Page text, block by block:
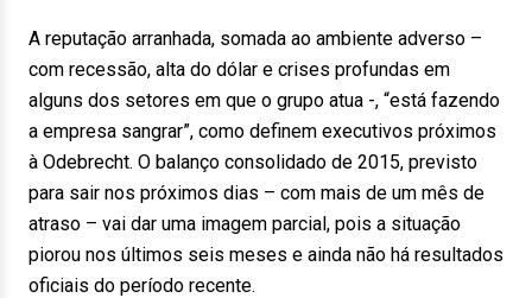
A reputação arranhada, somada ao ambiente adverso –
com recessão, alta do dólar e crises profundas em
alguns dos setores em que o grupo atua -, “está fazendo
a empresa sangrar”, como definem executivos próximos
à Odebrecht. O balanço consolidado de 2015, previsto
para sair nos próximos dias – com mais de um mês de
atraso – vai dar uma imagem parcial, pois a situação
piorou nos últimos seis meses e ainda não há resultados
oficiais do período recente.